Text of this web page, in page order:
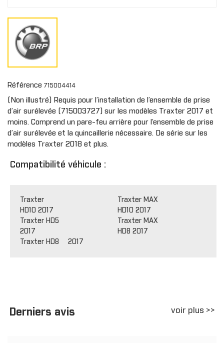
Référence 715004414
(Non illustré) Requis pour l’installation de l’ensemble de prise
d’air surélevée (715003727) sur les modèles Traxter 2017 et
moins. Comprend un pare-feu arrière pour l’ensemble de prise
d’air surélevée et la quincaillerie nécessaire. De série sur les
modèles Traxter 2018 et plus.
Compatibilité véhicule :
Traxter
HD10 2017
Traxter HD5
2017
Traxter HD8 2017
Traxter MAX
HD10 2017
Traxter MAX
HD8 2017
Derniers avis voir plus >>